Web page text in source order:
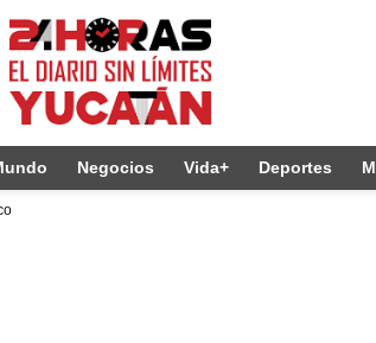
Negocios Vida+ Deportes